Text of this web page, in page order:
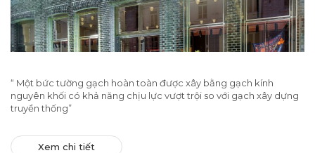
“ Một bức tường gạch hoàn toàn được xây bằng gạch kính
nguyên khối có khả năng chịu lực vượt trội so với gạch xây dựng
truyền thống”
Xem chi tiết